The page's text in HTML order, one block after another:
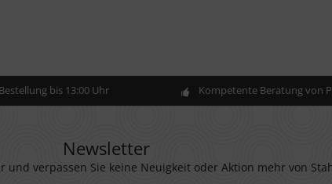
bis 13:00 Uhr Kompetente Beratung von
Newsletter
verpassen Sie keine Neuigkeit oder Aktion mehr von